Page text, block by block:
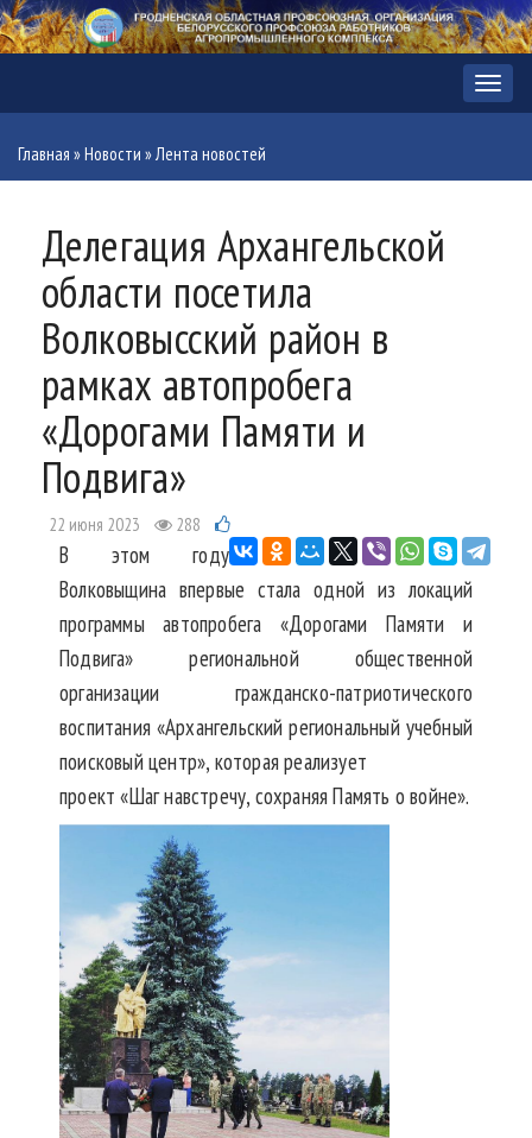
Меню
Главная »Новости »Лента новостей
Делегация Архангельской
области посетила
Волковысский район в
рамках автопробега
«Дорогами Памяти и
Подвига»
22 июня 2023 288
В этом году
Волковыщина впервые стала одной из локаций
программы автопробега «Дорогами Памяти и
Подвига» региональной общественной
организации гражданско-патриотического
воспитания «Архангельский региональный учебный
поисковый центр», которая реализует
проект «Шаг навстречу, сохраняя Память о войне».